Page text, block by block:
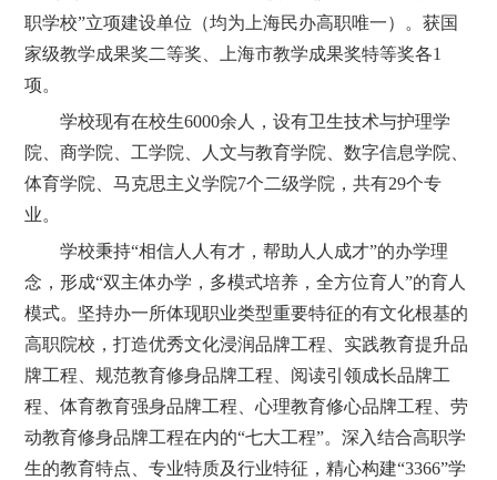
职学校”立项建设单位（均为上海民办高职唯一）。获国
家级教学成果奖二等奖、上海市教学成果奖特等奖各1
项。
学校现有在校生6000余人，设有卫生技术与护理学
院、商学院、工学院、人文与教育学院、数字信息学院、
体育学院、马克思主义学院7个二级学院，共有29个专
业。
学校秉持“相信人人有才，帮助人人成才”的办学理
念，形成“双主体办学，多模式培养，全方位育人”的育人
模式。坚持办一所体现职业类型重要特征的有文化根基的
高职院校，打造优秀文化浸润品牌工程、实践教育提升品
牌工程、规范教育修身品牌工程、阅读引领成长品牌工
程、体育教育强身品牌工程、心理教育修心品牌工程、劳
动教育修身品牌工程在内的“七大工程”。深入结合高职学
生的教育特点、专业特质及行业特征，精心构建“3366”学